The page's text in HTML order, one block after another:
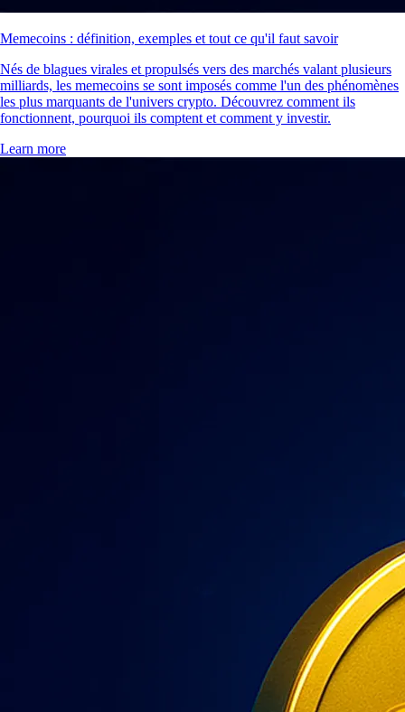
Memecoins : définition, exemples et tout ce qu'il faut savoir
Nés de blagues virales et propulsés vers des marchés valant plusieurs
milliards, les memecoins se sont imposés comme l'un des phénomènes
les plus marquants de l'univers crypto. Découvrez comment ils
fonctionnent, pourquoi ils comptent et comment y investir.
Learn more